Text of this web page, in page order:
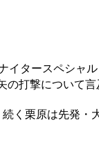
イタースペシャ
打撃について言
く栗原は先発・